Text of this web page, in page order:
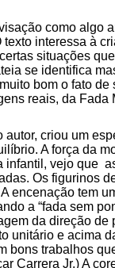
como algo
interessa à
situações
se identifica
bom o fato
reais, da Fada
criou um
A força da
infantil, vejo que
Os figurinos
encenação tem
a “fada sem
da direção de
unitário e acima
bons trabalhos
Carrera Jr.) A